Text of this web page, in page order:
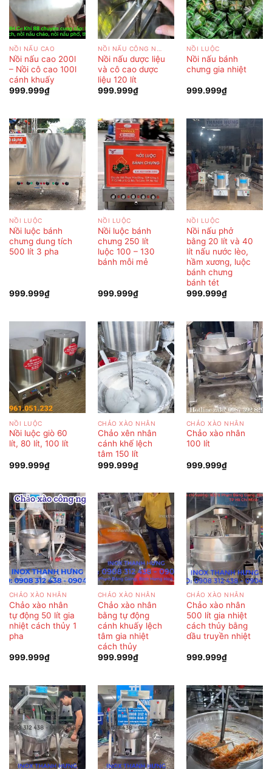
NỒI NẤU CAO
Nồi nấu cao 200l
– Nồi cô cao 100l
cánh khuấy
999.999₫
Nồi nấu dược liệu
và cô cao dược
liệu 120 lít
999.999₫
NỒI LUỘC
Nồi nấu bánh
chưng gia nhiệt
999.999₫
NỒI LUỘC
Nồi luộc bánh
chưng dung tích
500 lít 3 pha
999.999₫
NỒI LUỘC
Nồi luộc bánh
chưng 250 lít
luộc 100 – 130
bánh mỗi mẻ
999.999₫
NỒI LUỘC
Nồi nấu phở
bằng 20 lít và 40
lít nấu nước lèo,
hầm xương, luộc
bánh chưng
bánh tét
999.999₫
NỒI LUỘC
Nồi luộc giò 60
lít, 80 lít, 100 lít
999.999₫
CHẢO XÀO NHÂN
Chảo xên nhân
cánh khế lệch
tâm 150 lít
999.999₫
CHẢO XÀO NHÂN
Chảo xào nhân
100 lít
999.999₫
CHẢO XÀO NHÂN
Chảo xào nhân
tự động 50 lít gia
nhiệt cách thủy 1
pha
999.999₫
CHẢO XÀO NHÂN
Chảo xào nhân
bằng tự động
cánh khuấy lệch
tâm gia nhiệt
cách thủy
999.999₫
CHẢO XÀO NHÂN
Chảo xào nhân
500 lít gia nhiệt
cách thủy bằng
dầu truyền nhiệt
999.999₫